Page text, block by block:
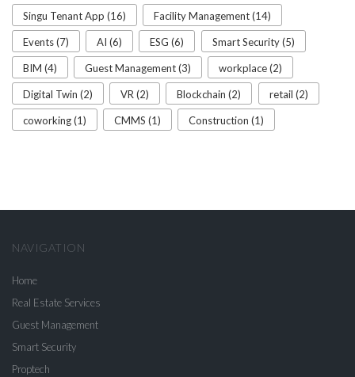
Singu Tenant App (16) Facility Management (14)
Events (7) AI (6) ESG (6) Smart Security (5)
BIM (4) Guest Management (3) workplace (2)
Digital Twin (2) VR (2) Blockchain (2) retail (2)
coworking (1) CMMS (1) Construction (1)
NAVIGATION
Home
Real Estate Services
Guest Management
Smart Security
Proptech